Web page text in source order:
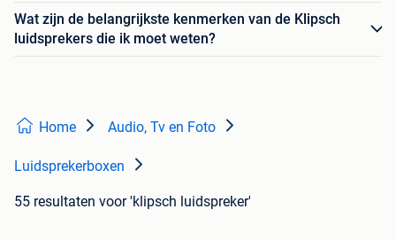
Wat zijn de belangrijkste kenmerken van de Klipsch
luidsprekers die ik moet weten?
Home Audio, Tv en Foto
Luidsprekerboxen
55 resultaten voor 'klipsch luidspreker'